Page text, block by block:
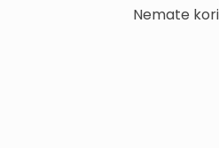
Nemate